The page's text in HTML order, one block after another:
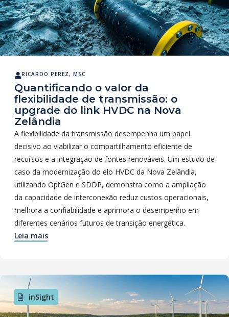
RICARDO PEREZ, MSC
Quantificando o valor da
flexibilidade de transmissão: o
upgrade do link HVDC na Nova
Zelândia
A flexibilidade da transmissão desempenha um papel
decisivo ao viabilizar o compartilhamento eficiente de
recursos e a integração de fontes renováveis. Um estudo de
caso da modernização do elo HVDC da Nova Zelândia,
utilizando OptGen e SDDP, demonstra como a ampliação
da capacidade de interconexão reduz custos operacionais,
melhora a confiabilidade e aprimora o desempenho em
diferentes cenários futuros de transição energética.
Leia mais
inSight